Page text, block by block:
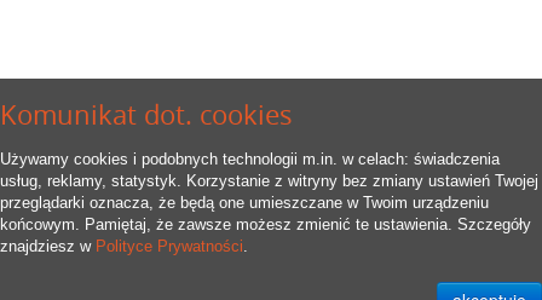
Komunikat dot. cookies
Używamy cookies i podobnych technologii m.in. w celach: świadczenia
usług, reklamy, statystyk. Korzystanie z witryny bez zmiany ustawień Twojej
przeglądarki oznacza, że będą one umieszczane w Twoim urządzeniu
końcowym. Pamiętaj, że zawsze możesz zmienić te ustawienia. Szczegóły
znajdziesz w Polityce Prywatności.